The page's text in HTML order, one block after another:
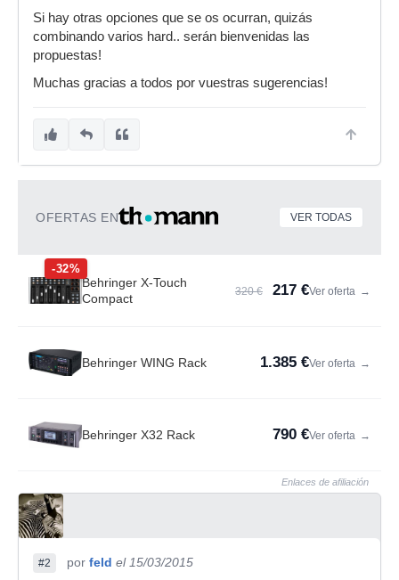
Si hay otras opciones que se os ocurran, quizás
combinando varios hard.. serán bienvenidas las
propuestas!
Muchas gracias a todos por vuestras sugerencias!
OFERTAS EN VER TODAS
-32%
Behringer X-Touch
Compact
320 € 217 €Ver oferta →
Behringer WING Rack 1.385 €Ver oferta →
Behringer X32 Rack 790 €Ver oferta →
Enlaces de afiliación
#2 por feld el 15/03/2015